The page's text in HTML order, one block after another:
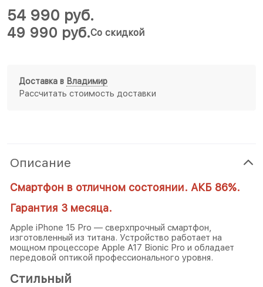
49 990 руб.Со скидкой
54 990 руб.
Доставка в Владимир
Рассчитать стоимость доставки
Описание
Смартфон в отличном состоянии. АКБ 86%.
Гарантия 3 месяца.
Apple iPhone 15 Pro — сверхпрочный смартфон,
изготовленный из титана. Устройство работает на
мощном процессоре Apple A17 Bionic Pro и обладает
передовой оптикой профессионального уровня.
Стильный